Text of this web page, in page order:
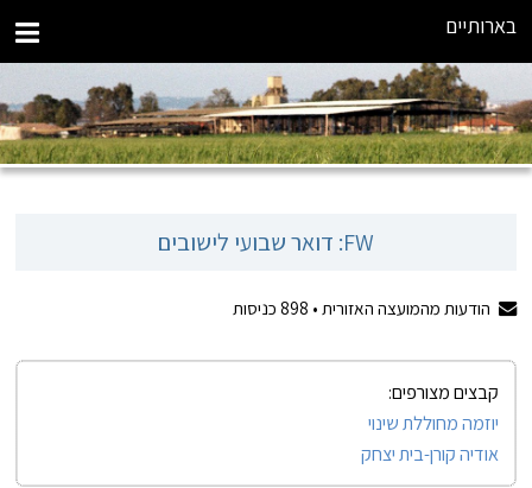
בארותיים
FW: דואר שבועי לישובים
הודעות מהמועצה האזורית • 898כניסות
קבצים מצורפים:
יוזמה מחוללת שינוי
אודיה קורן-בית יצחק